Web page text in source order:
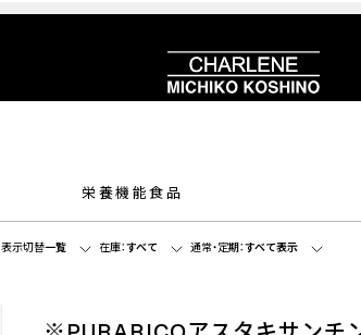
栄養機能食品
表示切替一覧 在庫：すべて 通常・定期：すべて表示